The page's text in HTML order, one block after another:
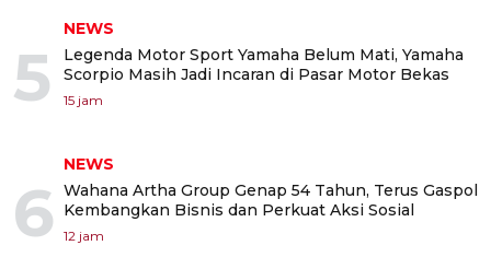
5
NEWS
Legenda Motor Sport Yamaha Belum Mati, Yamaha
Scorpio Masih Jadi Incaran di Pasar Motor Bekas
15 jam
6
NEWS
Wahana Artha Group Genap 54 Tahun, Terus Gaspol
Kembangkan Bisnis dan Perkuat Aksi Sosial
12 jam